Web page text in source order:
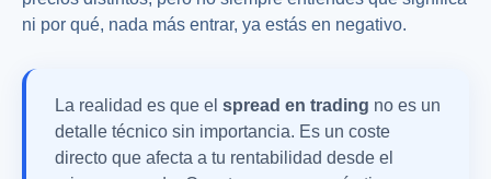
ni por qué, nada más entrar, ya estás en negativo.
La realidad es que el spread en trading no es un
detalle técnico sin importancia. Es un coste
directo que afecta a tu rentabilidad desde el